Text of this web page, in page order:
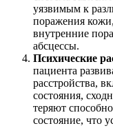
уязвимым к
поражения
внутренние
абсцессы.
Психические
пациента
расстройства,
состояния,
теряют
состояние, что